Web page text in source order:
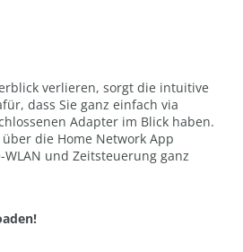
verlieren, sorgt die intuitive
dass Sie ganz einfach via
Adapter im Blick haben.
die Home Network App
und Zeitsteuerung ganz